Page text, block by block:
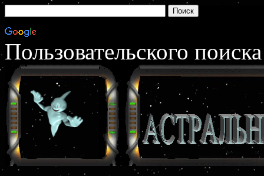
Пользовательского поиска